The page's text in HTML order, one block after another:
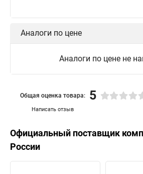
Аналоги по цене
Аналоги по цене не
Написать отзыв
Общая оценка товара: 5
Официальный поставщик
России